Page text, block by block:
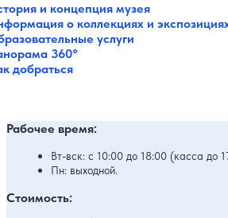
и концепция музея
о коллекциях и
услуги
360°
добраться
Рабочее время:
Вт-вск: с 10:00 до 18:00 (касса до
Пн: выходной.
Стоимость: